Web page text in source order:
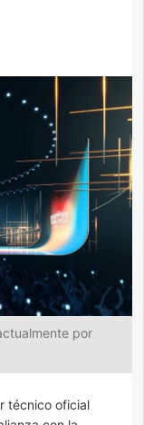
por
técnico oficial